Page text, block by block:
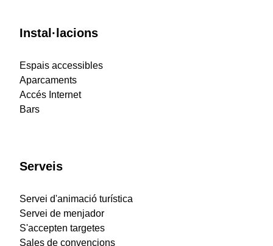
Instal·lacions
Espais accessibles
Aparcaments
Accés Internet
Bars
Serveis
Servei d'animació turística
Servei de menjador
S'accepten targetes
Sales de convencions